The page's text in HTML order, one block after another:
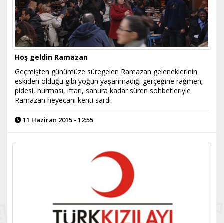
Hoş geldin Ramazan
Geçmişten günümüze süregelen Ramazan geleneklerinin
eskiden olduğu gibi yoğun yaşanmadığı gerçeğine rağmen;
pidesi, hurması, iftarı, sahura kadar süren sohbetleriyle
Ramazan heyecanı kenti sardı
11 Haziran 2015 - 12:55